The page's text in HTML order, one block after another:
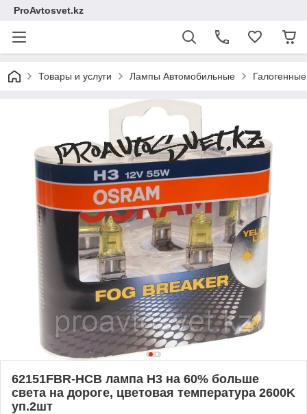
ProAvtosvet.kz
Товары и услуги Лампы Автомобильные
62151FBR-HCB лампа H3 на 60% больше
света на дороге, цветовая температура 2600K
уп.2шт